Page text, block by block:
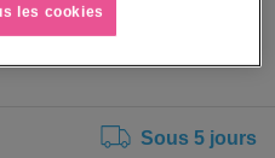
Sous 5 jours
les cookies